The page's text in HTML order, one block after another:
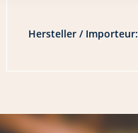
Hersteller / Importeur: